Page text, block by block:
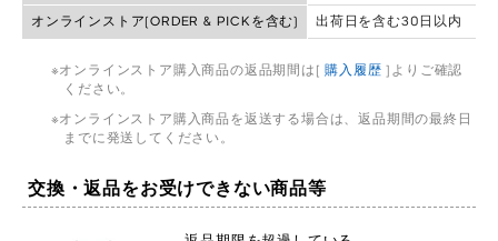
オンラインストア(ORDER & PICKを含む) 出荷日を含む30日以内
オンラインストア購入商品の返品期間は[購入履歴 ]よりご確認
ください。
オンラインストア購入商品を返送する場合は、返品期間の最終日
までに発送してください。
交換・返品をお受けできない商品等